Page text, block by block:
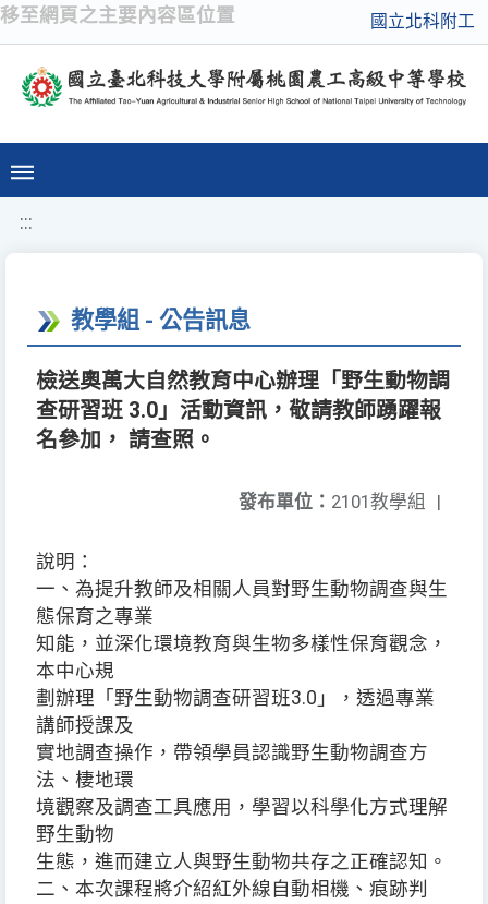
移至網頁之主要內容區位置 國立北科附工
:::
教學組 - 公告訊息
檢送奧萬大自然教育中心辦理「野生動物調
查研習班 3.0」活動資訊，敬請教師踴躍報
名參加， 請查照。
發布單位： 2101教學組 |
說明：
一、為提升教師及相關人員對野生動物調查與生
態保育之專業
知能，並深化環境教育與生物多樣性保育觀念，
本中心規
劃辦理「野生動物調查研習班3.0」，透過專業
講師授課及
實地調查操作，帶領學員認識野生動物調查方
法、棲地環
境觀察及調查工具應用，學習以科學化方式理解
野生動物
生態，進而建立人與野生動物共存之正確認知。
二、本次課程將介紹紅外線自動相機、痕跡判